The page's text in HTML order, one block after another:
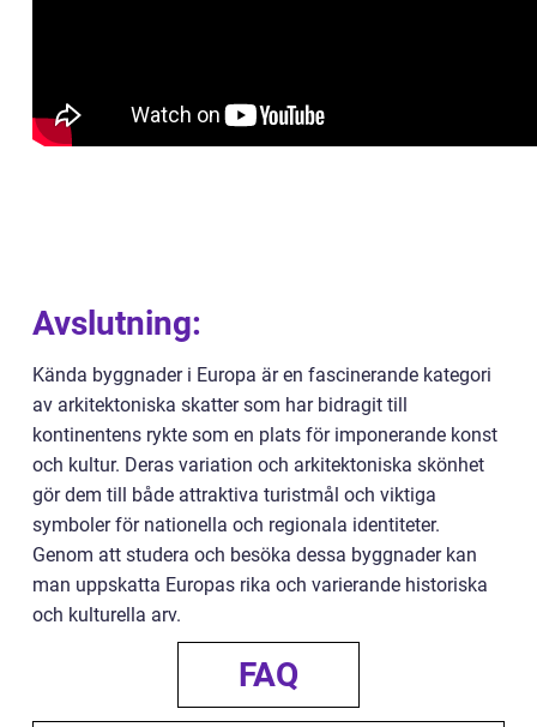
Avslutning:
Kända byggnader i Europa är en fascinerande kategori
av arkitektoniska skatter som har bidragit till
kontinentens rykte som en plats för imponerande konst
och kultur. Deras variation och arkitektoniska skönhet
gör dem till både attraktiva turistmål och viktiga
symboler för nationella och regionala identiteter.
Genom att studera och besöka dessa byggnader kan
man uppskatta Europas rika och varierande historiska
och kulturella arv.
FAQ